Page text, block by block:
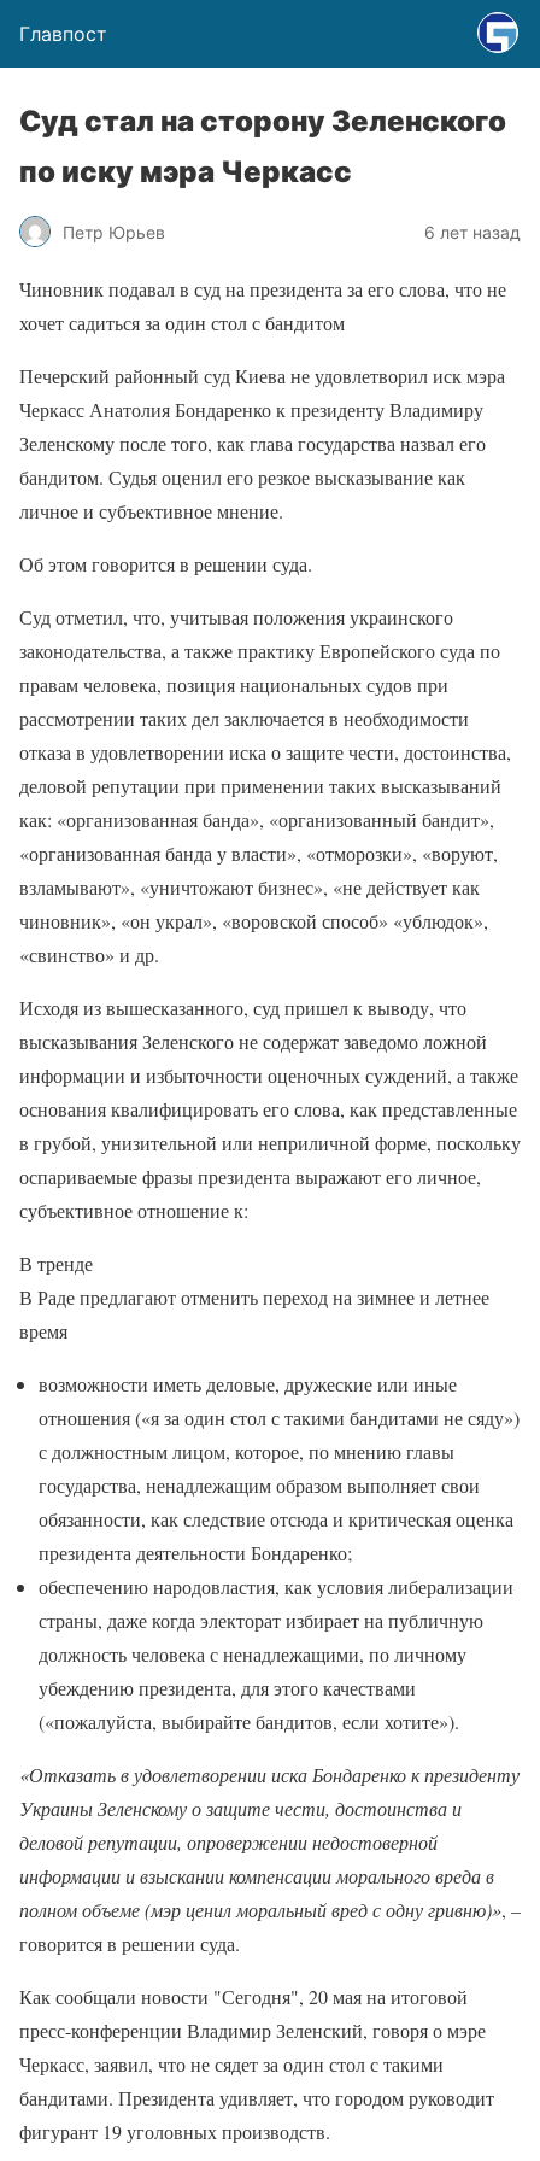
Главпост
Суд стал на сторону Зеленского
по иску мэра Черкасс
Петр Юрьев 6 лет назад
Чиновник подавал в суд на президента за его слова, что не
хочет садиться за один стол с бандитом
Печерский районный суд Киева не удовлетворил иск мэра
Черкасс Анатолия Бондаренко к президенту Владимиру
Зеленскому после того, как глава государства назвал его
бандитом. Судья оценил его резкое высказывание как
личное и субъективное мнение.
Об этом говорится в решении суда.
Суд отметил, что, учитывая положения украинского
законодательства, а также практику Европейского суда по
правам человека, позиция национальных судов при
рассмотрении таких дел заключается в необходимости
отказа в удовлетворении иска о защите чести, достоинства,
деловой репутации при применении таких высказываний
как: «организованная банда», «организованный бандит»,
«организованная банда у власти», «отморозки», «воруют,
взламывают», «уничтожают бизнес», «не действует как
чиновник», «он украл», «воровской способ» «ублюдок»,
«свинство» и др.
Исходя из вышесказанного, суд пришел к выводу, что
высказывания Зеленского не содержат заведомо ложной
информации и избыточности оценочных суждений, а также
основания квалифицировать его слова, как представленные
в грубой, унизительной или неприличной форме, поскольку
оспариваемые фразы президента выражают его личное,
субъективное отношение к:
В тренде
В Раде предлагают отменить переход на зимнее и летнее
время
возможности иметь деловые, дружеские или иные
отношения («я за один стол с такими бандитами не сяду»)
с должностным лицом, которое, по мнению главы
государства, ненадлежащим образом выполняет свои
обязанности, как следствие отсюда и критическая оценка
президента деятельности Бондаренко;
обеспечению народовластия, как условия либерализации
страны, даже когда электорат избирает на публичную
должность человека с ненадлежащими, по личному
убеждению президента, для этого качествами
(«пожалуйста, выбирайте бандитов, если хотите»).
«Отказать в удовлетворении иска Бондаренко к президенту
Украины Зеленскому о защите чести, достоинства и
деловой репутации, опровержении недостоверной
информации и взыскании компенсации морального вреда в
полном объеме (мэр ценил моральный вред с одну гривню)», –
говорится в решении суда.
Как сообщали новости "Сегодня", 20 мая на итоговой
пресс-конференции Владимир Зеленский, говоря о мэре
Черкасс, заявил, что не сядет за один стол с такими
бандитами. Президента удивляет, что городом руководит
фигурант 19 уголовных производств.